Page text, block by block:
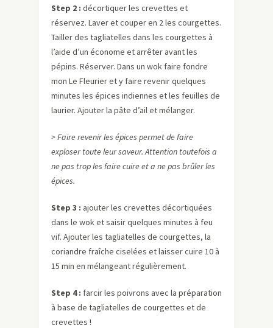
Step 2 : décortiquer les crevettes et
réservez. Laver et couper en 2 les courgettes.
Tailler des tagliatelles dans les courgettes à
l’aide d’un économe et arrêter avant les
pépins. Réserver. Dans un wok faire fondre
mon Le Fleurier et y faire revenir quelques
minutes les épices indiennes et les feuilles de
laurier. Ajouter la pâte d’ail et mélanger.
> Faire revenir les épices permet de faire
exploser toute leur saveur. Attention toutefois a
ne pas trop les faire cuire et a ne pas brûler les
épices.
Step 3 : ajouter les crevettes décortiquées
dans le wok et saisir quelques minutes à feu
vif. Ajouter les tagliatelles de courgettes, la
coriandre fraîche ciselées et laisser cuire 10 à
15 min en mélangeant régulièrement.
Step 4 : farcir les poivrons avec la préparation
à base de tagliatelles de courgettes et de
crevettes !